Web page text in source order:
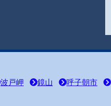
波戸岬 鏡山 呼子朝市